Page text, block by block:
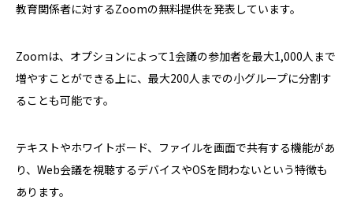
教育関係者に対するZoomの無料提供を発表しています。
Zoomは、オプションによって1会議の参加者を最大1,000人まで
増やすことができる上に、最大200人までの小グループに分割す
ることも可能です。
テキストやホワイトボード、ファイルを画面で共有する機能があ
り、Web会議を視聴するデバイスやOSを問わないという特徴も
あります。